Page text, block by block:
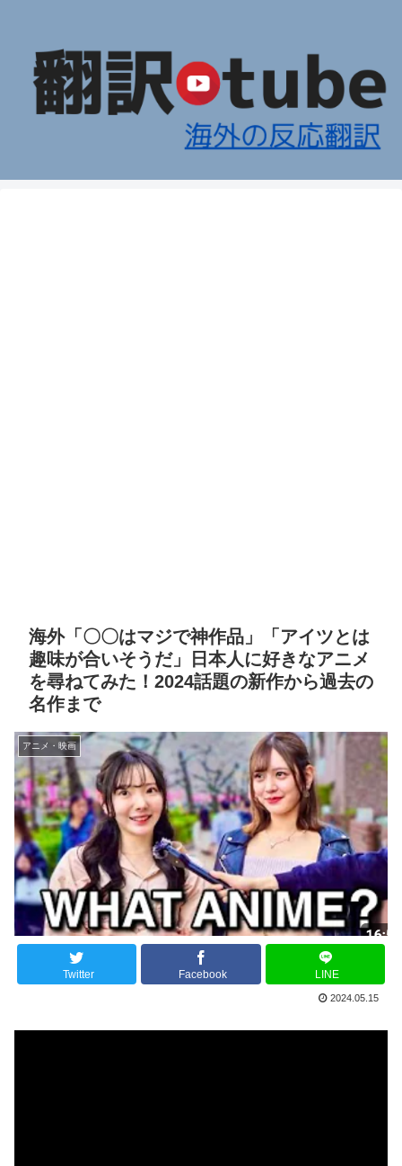
海外「〇〇はマジで神作品」「アイツとは
趣味が合いそうだ」日本人に好きなアニメ
を尋ねてみた！2024話題の新作から過去の
名作まで
アニメ・映画
Twitter Facebook LINE
2024.05.15